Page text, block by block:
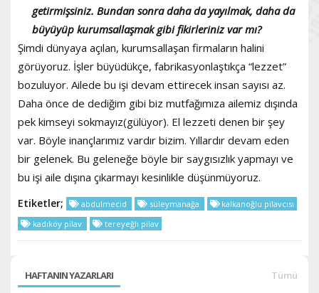
getirmişsiniz. Bundan sonra daha da yayılmak, daha da
büyüyüp kurumsallaşmak gibi fikirleriniz var mı?
Şimdi dünyaya açılan, kurumsallaşan firmaların halini
görüyoruz. İşler büyüdükçe, fabrikasyonlaştıkça “lezzet”
bozuluyor. Ailede bu işi devam ettirecek insan sayısı az.
Daha önce de dediğim gibi biz mutfağımıza ailemiz dışında
pek kimseyi sokmayız(gülüyor). El lezzeti denen bir şey
var. Böyle inançlarımız vardır bizim. Yıllardır devam eden
bir gelenek. Bu geleneğe böyle bir saygısızlık yapmayı ve
bu işi aile dışına çıkarmayı kesinlikle düşünmüyoruz.
Etiketler; abdulmecid süleymanağa
kalkanoğlu pilavcısı
kadıköy pilav
tereyeğlı pilav
HAFTANIN YAZARLARI Tümü